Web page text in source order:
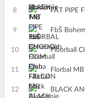
8 FAT PIPE
9 FbŠ
10 Floorball
11 Florbal
12 BLACK